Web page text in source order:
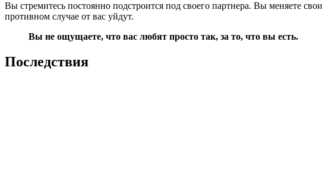
Вы стремитесь постоянно подстроится под своего партнера. Вы меняете
противном случае от вас уйдут.
Вы не ощущаете, что вас любят просто так, за то, что вы есть.
Последствия